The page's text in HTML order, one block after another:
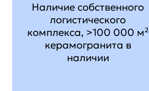
Наличие собственного
логистического
комплекса, >100 000 м²
керамогранита в
наличии